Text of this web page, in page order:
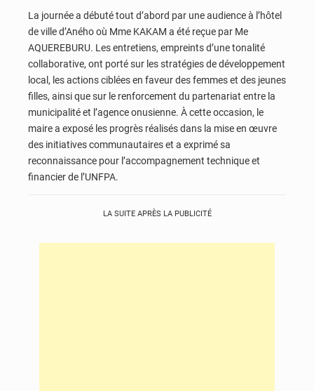
La journée a débuté tout d’abord par une audience à l’hôtel
de ville d’Aného où Mme KAKAM a été reçue par Me
AQUEREBURU. Les entretiens, empreints d’une tonalité
collaborative, ont porté sur les stratégies de développement
local, les actions ciblées en faveur des femmes et des jeunes
filles, ainsi que sur le renforcement du partenariat entre la
municipalité et l’agence onusienne. À cette occasion, le
maire a exposé les progrès réalisés dans la mise en œuvre
des initiatives communautaires et a exprimé sa
reconnaissance pour l’accompagnement technique et
financier de l’UNFPA.
LA SUITE APRÈS LA PUBLICITÉ